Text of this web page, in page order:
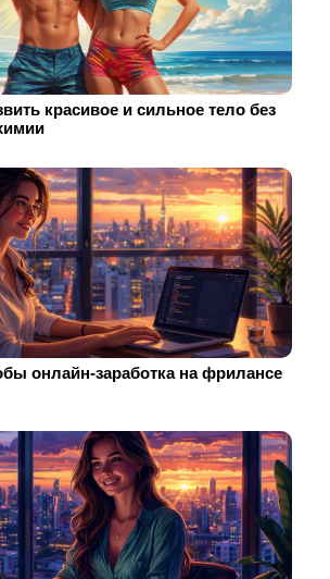
красивое и сильное тело без
онлайн-заработка на фрилансе